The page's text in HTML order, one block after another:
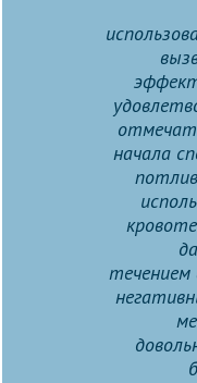
начала
течением